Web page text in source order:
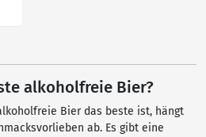
alkoholfreie Bier?
Bier das beste ist, hängt
ab. Es gibt eine